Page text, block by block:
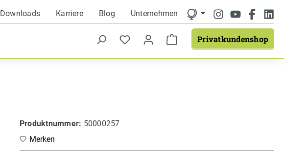
Downloads Karriere Blog Unternehmen
Privatkundenshop
Produktnummer: 50000257
Merken